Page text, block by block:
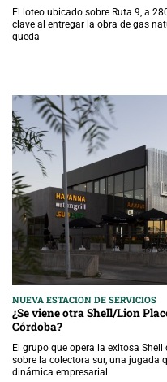
El loteo ubicado sobre Ruta 9, a
clave al entregar la obra de gas
queda
NUEVA ESTACION DE SERVICIOS
¿Se viene otra Shell/Lion
Córdoba?
El grupo que opera la exitosa
sobre la colectora sur, una jugada
dinámica empresarial